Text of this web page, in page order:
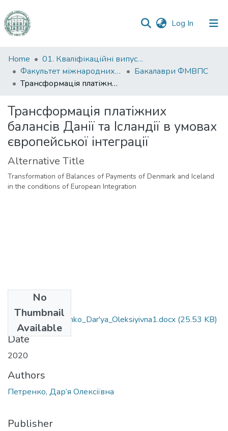
Log In (current)
Communities
&
Collections
Statistics
Home
01. Кваліфікаційні випускні роботи здобувачів вищої освіти
Факультет міжнародних відносин, політології та соціології
Бакалаври ФМВПС
Трансформація платіжних балансів Данії та Ісландії в умовах європейської інтеграції
Трансформація платіжних
балансів Данії та Ісландії в умовах
європейської інтеграції
Alternative Title
Transformation of Balances of Payments of Denmark and Iceland
in the conditions of European Integration
No
Thumbnail
Available
6.030203_Petrenko_Dar'ya_Oleksiyivna1.docx (25.53 KB)
Date
2020
Authors
Петренко, Дар’я Олексіївна
Publisher